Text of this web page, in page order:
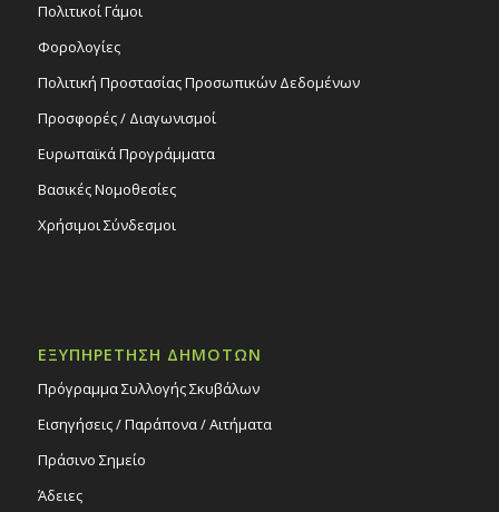
Πολιτικοί Γάμοι
Φορολογίες
Πολιτική Προστασίας Προσωπικών Δεδομένων
Προσφορές / Διαγωνισμοί
Ευρωπαϊκά Προγράμματα
Βασικές Νομοθεσίες
Χρήσιμοι Σύνδεσμοι
ΕΞΥΠΗΡΕΤΗΣΗ ΔΗΜΟΤΩΝ
Πρόγραμμα Συλλογής Σκυβάλων
Εισηγήσεις / Παράπονα / Αιτήματα
Πράσινο Σημείο
Άδειες